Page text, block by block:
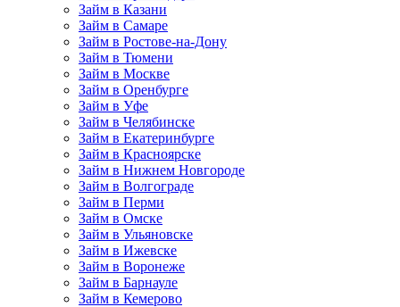
Займ в Казани
Займ в Самаре
Займ в Ростове-на-Дону
Займ в Тюмени
Займ в Москве
Займ в Оренбурге
Займ в Уфе
Займ в Челябинске
Займ в Екатеринбурге
Займ в Красноярске
Займ в Нижнем Новгороде
Займ в Волгограде
Займ в Перми
Займ в Омске
Займ в Ульяновске
Займ в Ижевске
Займ в Воронеже
Займ в Барнауле
Займ в Кемерово